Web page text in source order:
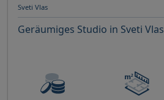
Sveti Vlas
Geräumiges Studio in Sveti Vlas